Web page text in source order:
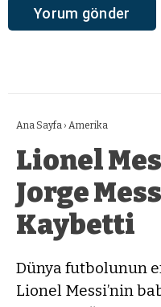
Ana Sayfa › Amerika
Lionel
Jorge
Kaybetti
Dünya futbolunun
Lionel Messi’nin